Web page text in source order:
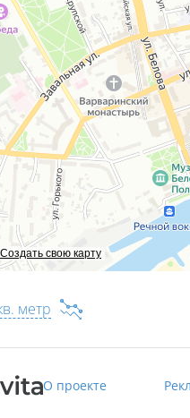
Создать свою карту
метр
О проекте